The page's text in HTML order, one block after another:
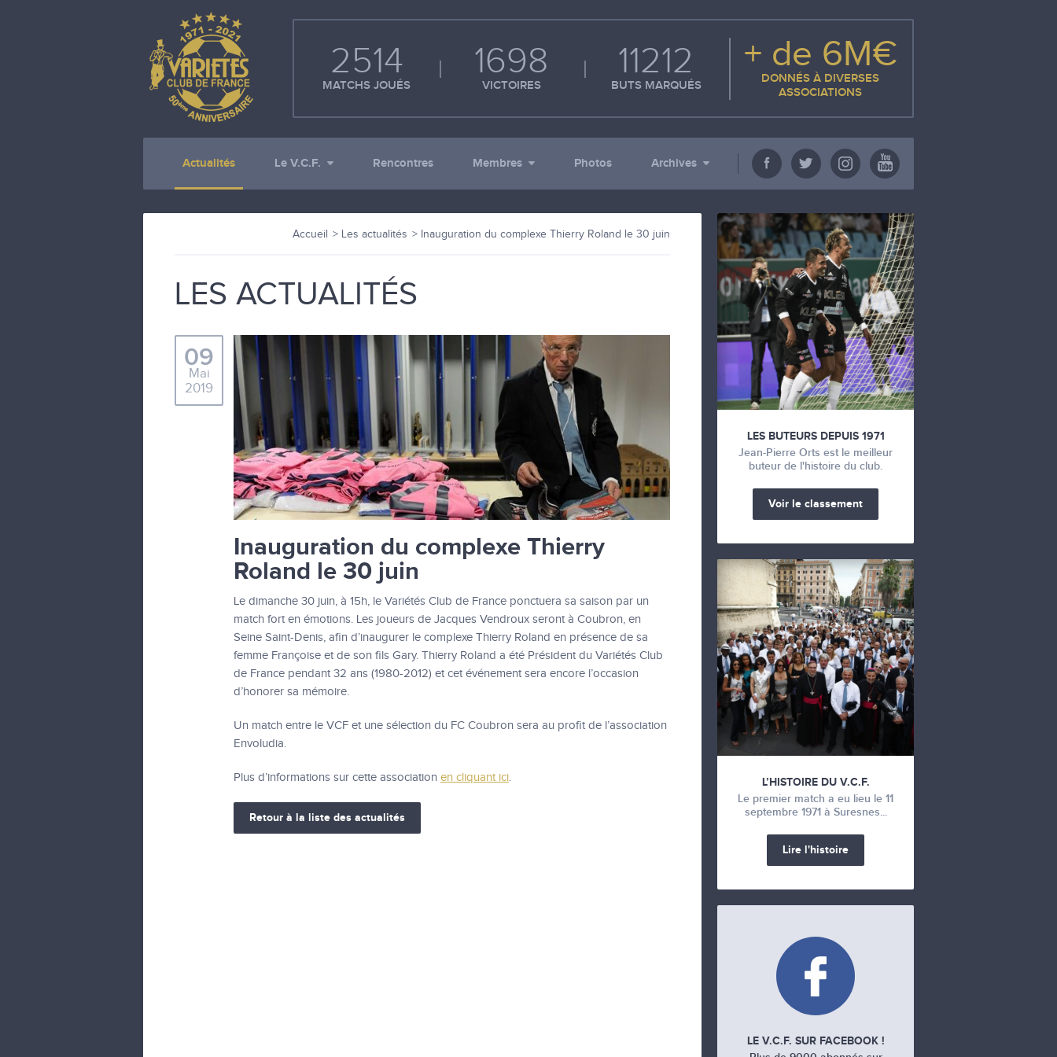
2514
MATCHS JOUÉS
1698
VICTOIRES
11212
BUTS MARQUÉS
+ de 6M€
DONNÉS À DIVERSES
ASSOCIATIONS
Actualités Le V.C.F. Rencontres Membres Photos Archives
Accueil Les actualités Inauguration du complexe Thierry Roland le 30 juin
LES ACTUALITÉS
Inauguration du complexe Thierry
Roland le 30 juin
09
Mai
2019
Le dimanche 30 juin, à 15h, le Variétés Club de France ponctuera sa saison par un
match fort en émotions. Les joueurs de Jacques Vendroux seront à Coubron, en
Seine Saint-Denis, afin d’inaugurer le complexe Thierry Roland en présence de sa
femme Françoise et de son fils Gary. Thierry Roland a été Président du Variétés Club
de France pendant 32 ans (1980-2012) et cet événement sera encore l’occasion
d’honorer sa mémoire.
Un match entre le VCF et une sélection du FC Coubron sera au profit de l’association
Envoludia.
Plus d’informations sur cette association en cliquant ici.
Retour à la liste des actualités
LES BUTEURS DEPUIS 1971
Jean-Pierre Orts est le meilleur
buteur de l'histoire du club.
Voir le classement
L’HISTOIRE DU V.C.F.
Le premier match a eu lieu le 11
septembre 1971 à Suresnes...
Lire l'histoire
LE V.C.F. SUR FACEBOOK !